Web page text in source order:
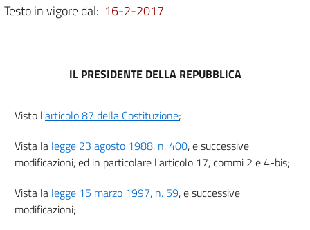
Testo in vigore dal: 16-2-2017
IL PRESIDENTE DELLA REPUBBLICA
Visto l'articolo 87 della Costituzione;
Vista la legge 23 agosto 1988, n. 400, e successive
modificazioni, ed in particolare l'articolo 17, commi 2 e 4-bis;
Vista la legge 15 marzo 1997, n. 59, e successive
modificazioni;